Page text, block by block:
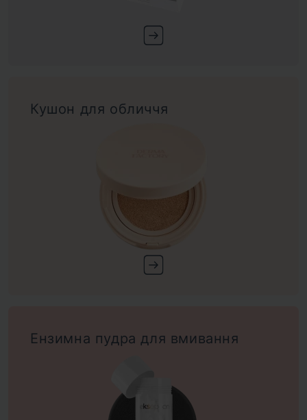
Кушон для обличчя
Ензимна пудра для вмивання